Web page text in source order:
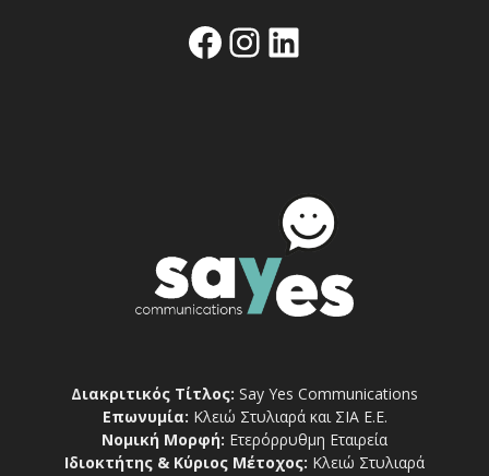
Facebook
Instagram
Linkedin
Διακριτικός Τίτλος: Say Yes Communications
Επωνυμία: Κλειώ Στυλιαρά και ΣΙΑ Ε.Ε.
Νομική Μορφή: Ετερόρρυθμη Εταιρεία
Ιδιοκτήτης & Κύριος Μέτοχος: Κλειώ Στυλιαρά